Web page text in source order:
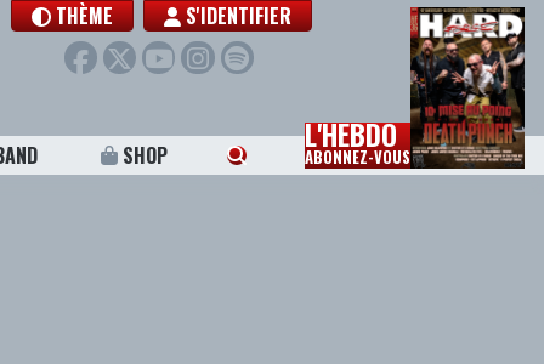
THÈME S'IDENTIFIER
SHOP L'HEBDO
ABONNEZ-VOUS